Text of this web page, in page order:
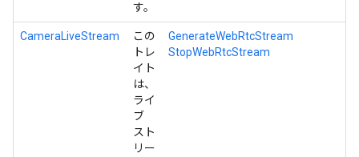
す。
CameraLiveStream
この
トレ
イト
は、
ライ
ブ
スト
リー
GenerateWebRtcStream
StopWebRtcStream